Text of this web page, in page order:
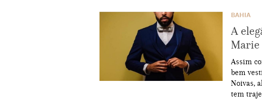
BAHIA
A
Marie
Assim
bem
Noivas,
tem